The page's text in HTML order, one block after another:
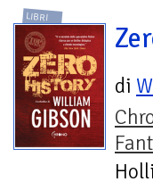
LIBRI
di